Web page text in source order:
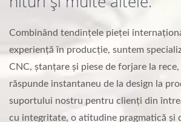
Combinând tendințele pieței
experiență în producție, suntem
CNC, ștanțare și piese de forjare la
răspunde instantaneu de la design la
suportului nostru pentru clienți din
cu integritate, o atitudine pragmatică și